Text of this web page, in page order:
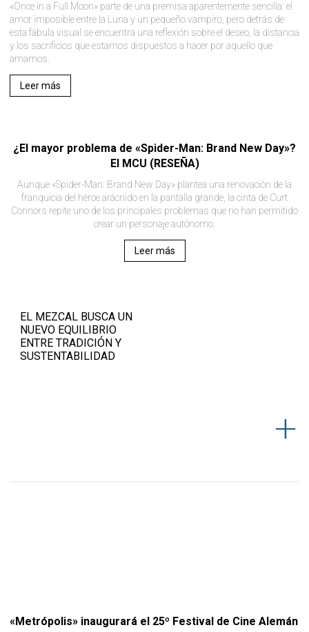
«Once in a Full Moon» parte de una premisa aparentemente sencilla: el
amor imposible entre la Luna y un pequeño vampiro, pero detrás de
esta fábula visual se encuentra una reflexión sobre el deseo, la distancia
y los sacrificios que estamos dispuestos a hacer por aquello que
amamos.
Leer más
¿El mayor problema de «Spider-Man: Brand New Day»?
El MCU (RESEÑA)
Aunque «Spider-Man: Brand New Day» plantea una renovación de la
franquicia del héroe arácnido en la pantalla grande, la cinta de Curt
Connors repite uno de los principales problemas que no han permitido
crear un personaje autónomo.
Leer más
EL MEZCAL BUSCA UN
NUEVO EQUILIBRIO
ENTRE TRADICIÓN Y
SUSTENTABILIDAD
«Metrópolis» inaugurará el 25º Festival de Cine Alemán